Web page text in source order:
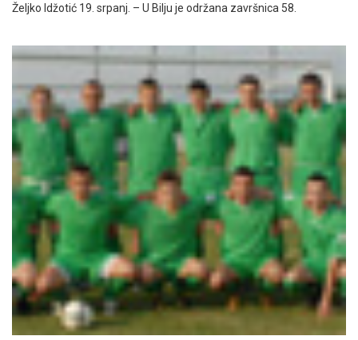
Željko Idžotić 19. srpanj. – U Bilju je održana završnica 58.